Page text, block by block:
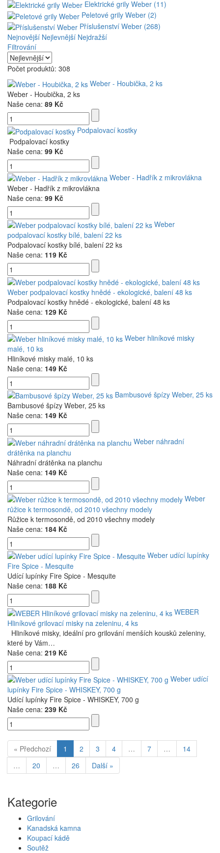
Elektrické grily Weber (11)
Peletové grily Weber (2)
Příslušenství Weber (268)
Nejnovější Nejlevnější Nejdražší
Filtrování
Počet produktů: 308
Weber - Houbička, 2 ks
Weber - Houbička, 2 ks
Naše cena: 89 Kč
Podpalovací kostky
Podpalovací kostky
Naše cena: 99 Kč
Weber - Hadřík z mikrovlákna
Weber - Hadřík z mikrovlákna
Naše cena: 99 Kč
Weber
podpalovací kostky bílé, balení 22 ks
Podpalovací kostky bílé, balení 22 ks
Naše cena: 119 Kč
Weber podpalovací kostky hnědé - ekologické, balení 48 ks
Podpalovací kostky hnědé - ekologické, balení 48 ks
Naše cena: 129 Kč
Weber hliníkové misky
malé, 10 ks
Hliníkové misky malé, 10 ks
Naše cena: 149 Kč
Bambusové špízy Weber, 25 ks
Bambusové špízy Weber, 25 ks
Naše cena: 149 Kč
Weber náhradní
drátěnka na planchu
Náhradní drátěnka na planchu
Naše cena: 149 Kč
Weber
růžice k termosondě, od 2010 všechny modely
Růžice k termosondě, od 2010 všechny modely
Naše cena: 184 Kč
Weber udící lupínky
Fire Spice - Mesquite
Udící lupínky Fire Spice - Mesquite
Naše cena: 188 Kč
WEBER
Hliníkové grilovací misky na zeleninu, 4 ks
Hliníkové misky, ideální pro grilování menších kousků zeleniny,
které by Vám…
Naše cena: 219 Kč
Weber udící
lupínky Fire Spice - WHISKEY, 700 g
Udící lupínky Fire Spice - WHISKEY, 700 g
Naše cena: 239 Kč
« Předchozí 1 2 3 4 … 7 …
14
…
20 … 26 Další »
Kategorie
Grilování
Kanadská kamna
Koupací kádě
Soutěž